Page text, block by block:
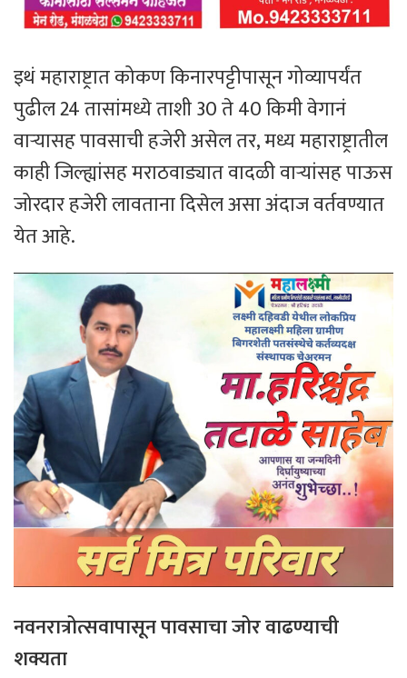
इथं महाराष्ट्रात कोकण किनारपट्टीपासून गोव्यापर्यंत
पुढील 24 तासांमध्ये ताशी 30 ते 40 किमी वेगानं
वाऱ्यासह पावसाची हजेरी असेल तर, मध्य महाराष्ट्रातील
काही जिल्ह्यांसह मराठवाड्यात वादळी वाऱ्यांसह पाऊस
जोरदार हजेरी लावताना दिसेल असा अंदाज वर्तवण्यात
येत आहे.
नवनरात्रोत्सवापासून पावसाचा जोर वाढण्याची
शक्यता